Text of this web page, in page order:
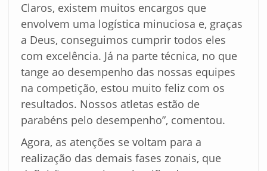
Claros, existem muitos encargos que
envolvem uma logística minuciosa e, graças
a Deus, conseguimos cumprir todos eles
com excelência. Já na parte técnica, no que
tange ao desempenho das nossas equipes
na competição, estou muito feliz com os
resultados. Nossos atletas estão de
parabéns pelo desempenho”, comentou.
Agora, as atenções se voltam para a
realização das demais fases zonais, que